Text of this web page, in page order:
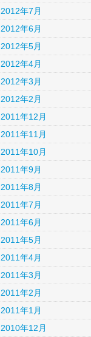
2012年7月
2012年6月
2012年5月
2012年4月
2012年3月
2012年2月
2011年12月
2011年11月
2011年10月
2011年9月
2011年8月
2011年7月
2011年6月
2011年5月
2011年4月
2011年3月
2011年2月
2011年1月
2010年12月